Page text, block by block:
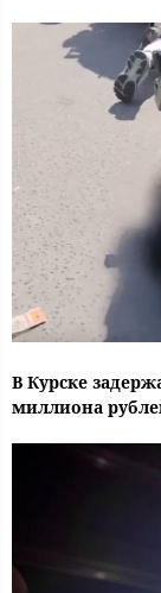
В Курске
миллиона